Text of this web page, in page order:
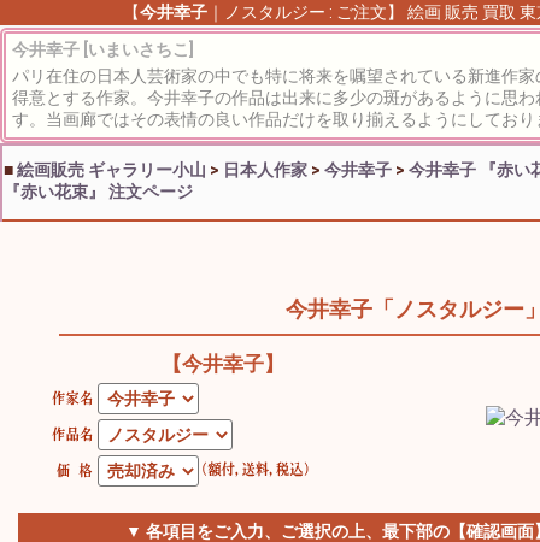
【今井幸子｜ノスタルジー : ご注文】 絵画 販売 買取
今井幸子 [いまいさちこ]
パリ在住の日本人芸術家の中でも特に将来を嘱望されている新進作
得意とする作家。今井幸子の作品は出来に多少の斑があるように思
す。当画廊ではその表情の良い作品だけを取り揃えるようにしており
■絵画販売 ギャラリー小山 > 日本人作家 > 今井幸子 > 今井幸子 『赤い
『赤い花束』 注文ページ
今井幸子「ノスタルジー
【今井幸子】
▼ 各項目をご入力、ご選択の上、最下部の【確認画